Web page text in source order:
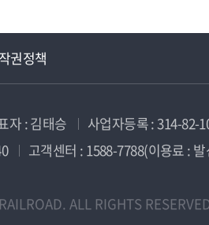
권정책
자 : 김태승 사업자등록 : 314-82-
고객센터 : 1588-7788(이용료 :
ALL RIGHTS